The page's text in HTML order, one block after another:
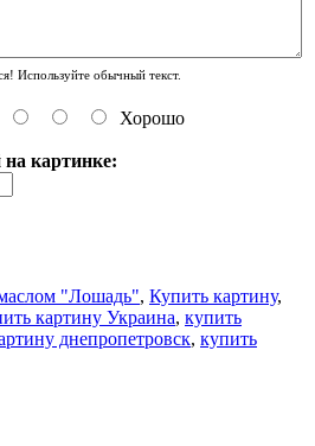
Используйте обычный текст.
Хорошо
картинке:
"Лошадь", Купить картину,
картину Украина, купить
днепропетровск, купить